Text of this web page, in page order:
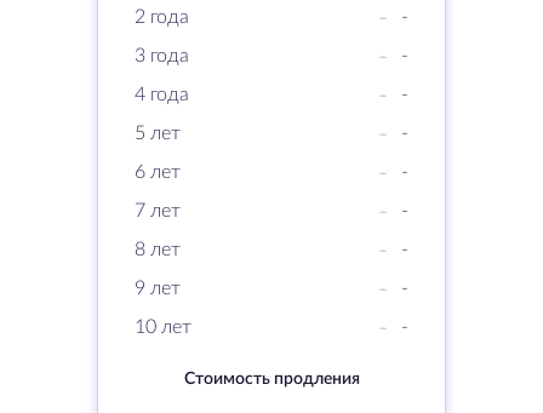
2 года
-
-
3 года
-
-
4 года
-
-
5 лет
-
-
6 лет
-
-
7 лет
-
-
8 лет
-
-
9 лет
-
-
10 лет
- -
Стоимость продления